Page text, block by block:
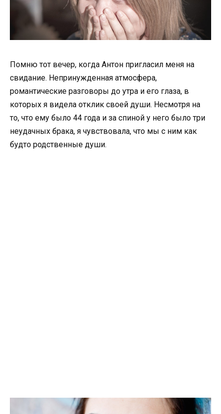
Помню тот вечер, когда Антон пригласил меня на
свидание. Непринужденная атмосфера,
романтические разговоры до утра и его глаза, в
которых я видела отклик своей души. Несмотря на
то, что ему было 44 года и за спиной у него было три
неудачных брака, я чувствовала, что мы с ним как
будто родственные души.